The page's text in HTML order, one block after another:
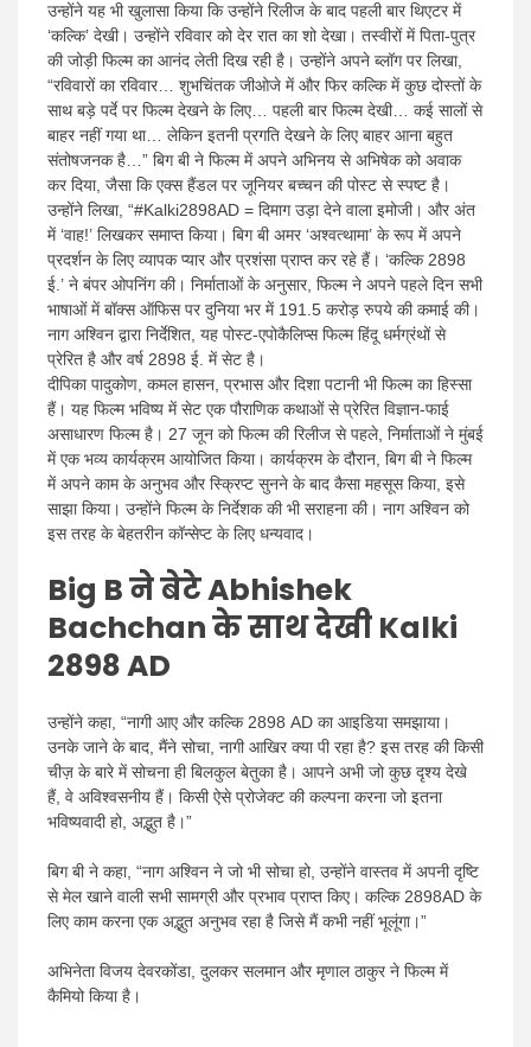
उन्होंने यह भी खुलासा किया कि उन्होंने रिलीज के बाद पहली बार थिएटर में
‘कल्कि’ देखी। उन्होंने रविवार को देर रात का शो देखा। तस्वीरों में पिता-पुत्र
की जोड़ी फिल्म का आनंद लेती दिख रही है। उन्होंने अपने ब्लॉग पर लिखा,
“रविवारों का रविवार… शुभचिंतक जीओजे में और फिर कल्कि में कुछ दोस्तों के
साथ बड़े पर्दे पर फिल्म देखने के लिए… पहली बार फिल्म देखी… कई सालों से
बाहर नहीं गया था… लेकिन इतनी प्रगति देखने के लिए बाहर आना बहुत
संतोषजनक है…” बिग बी ने फिल्म में अपने अभिनय से अभिषेक को अवाक
कर दिया, जैसा कि एक्स हैंडल पर जूनियर बच्चन की पोस्ट से स्पष्ट है।
उन्होंने लिखा, “#Kalki2898AD = दिमाग उड़ा देने वाला इमोजी। और अंत
में ‘वाह!’ लिखकर समाप्त किया। बिग बी अमर ‘अश्वत्थामा’ के रूप में अपने
प्रदर्शन के लिए व्यापक प्यार और प्रशंसा प्राप्त कर रहे हैं। ‘कल्कि 2898
ई.’ ने बंपर ओपनिंग की। निर्माताओं के अनुसार, फिल्म ने अपने पहले दिन सभी
भाषाओं में बॉक्स ऑफिस पर दुनिया भर में 191.5 करोड़ रुपये की कमाई की।
नाग अश्विन द्वारा निर्देशित, यह पोस्ट-एपोकैलिप्स फिल्म हिंदू धर्मग्रंथों से
प्रेरित है और वर्ष 2898 ई. में सेट है।
दीपिका पादुकोण, कमल हासन, प्रभास और दिशा पटानी भी फिल्म का हिस्सा
हैं। यह फिल्म भविष्य में सेट एक पौराणिक कथाओं से प्रेरित विज्ञान-फाई
असाधारण फिल्म है। 27 जून को फिल्म की रिलीज से पहले, निर्माताओं ने मुंबई
में एक भव्य कार्यक्रम आयोजित किया। कार्यक्रम के दौरान, बिग बी ने फिल्म
में अपने काम के अनुभव और स्क्रिप्ट सुनने के बाद कैसा महसूस किया, इसे
साझा किया। उन्होंने फिल्म के निर्देशक की भी सराहना की। नाग अश्विन को
इस तरह के बेहतरीन कॉन्सेप्ट के लिए धन्यवाद।
Big B ने बेटे Abhishek
Bachchan के साथ देखी Kalki
2898 AD
उन्होंने कहा, “नागी आए और कल्कि 2898 AD का आइडिया समझाया।
उनके जाने के बाद, मैंने सोचा, नागी आखिर क्या पी रहा है? इस तरह की किसी
चीज़ के बारे में सोचना ही बिलकुल बेतुका है। आपने अभी जो कुछ दृश्य देखे
हैं, वे अविश्वसनीय हैं। किसी ऐसे प्रोजेक्ट की कल्पना करना जो इतना
भविष्यवादी हो, अद्भुत है।”
बिग बी ने कहा, “नाग अश्विन ने जो भी सोचा हो, उन्होंने वास्तव में अपनी दृष्टि
से मेल खाने वाली सभी सामग्री और प्रभाव प्राप्त किए। कल्कि 2898AD के
लिए काम करना एक अद्भुत अनुभव रहा है जिसे मैं कभी नहीं भूलूंगा।”
अभिनेता विजय देवरकोंडा, दुलकर सलमान और मृणाल ठाकुर ने फिल्म में
कैमियो किया है।